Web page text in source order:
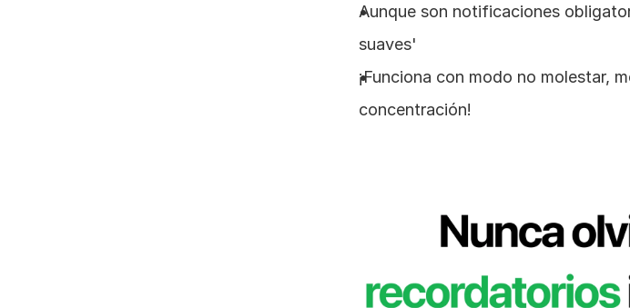
Aunque son notificaciones
suaves'
¡Funciona con modo no molestar,
concentración!